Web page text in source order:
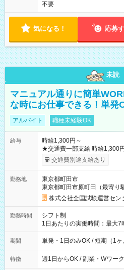
不要
気になる！ 応募
未読
マニュアル通りに簡単
な時にお仕事できる！単
アルバイト 職種未経験OK
給与
時給1,300円～
★交通費一部支給 時給1,300円～ ※試験・役割により手当あり
※勤務回数により昇給あり
り！】 希望される場合、勤
例】 ・河合塾模擬試験 8:30
×8時間＝日収10,400円＋交
円の場合あり ・国家試験
円（役割手当＋100円）×6時間＝
間】試用期間なし
交通費別途支給あり
勤務地
東京都町田市
東京都町田市原町田（最寄り
株式会社全国試験運営セン
勤務時間
シフト制
1日あたりの実働時間：最大
間は 試験により異なります
期間 単発・1日のみOK / 短期（1ヶ
特徴 週1日からOK / 副業・Wワー